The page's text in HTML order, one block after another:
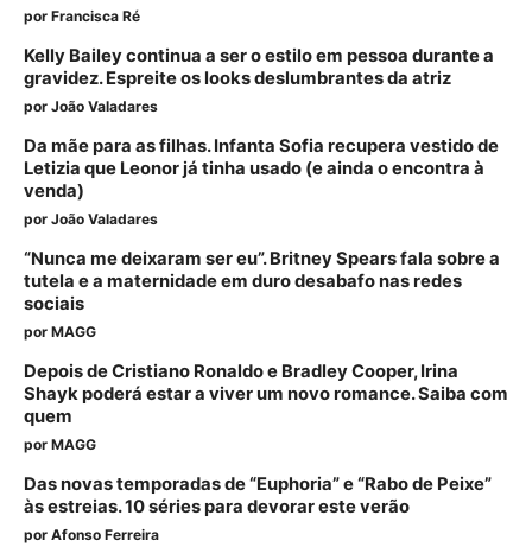
por Francisca Ré
Kelly Bailey continua a ser o estilo em pessoa durante a
gravidez. Espreite os looks deslumbrantes da atriz
por João Valadares
Da mãe para as filhas. Infanta Sofia recupera vestido de
Letizia que Leonor já tinha usado (e ainda o encontra à
venda)
por João Valadares
“Nunca me deixaram ser eu”. Britney Spears fala sobre a
tutela e a maternidade em duro desabafo nas redes
sociais
por MAGG
Depois de Cristiano Ronaldo e Bradley Cooper, Irina
Shayk poderá estar a viver um novo romance. Saiba com
quem
por MAGG
Das novas temporadas de “Euphoria” e “Rabo de Peixe”
às estreias. 10 séries para devorar este verão
por Afonso Ferreira